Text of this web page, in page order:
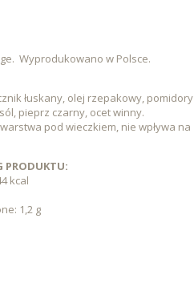
Wyprodukowano w Polsce.
łuskany, olej rzepakowy, pomidory
pieprz czarny, ocet winny.
pod wieczkiem, nie wpływa na
PRODUKTU:
kcal
1,2 g